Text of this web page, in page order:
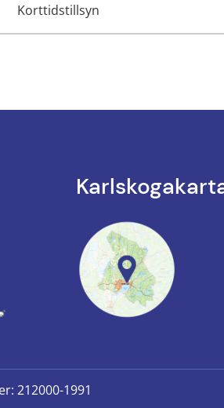
Korttidstillsyn
till annan webbplats.
webbplats, öppnas i nytt fönster.
Länk till annan webbplats, öppnas i
212000-1991